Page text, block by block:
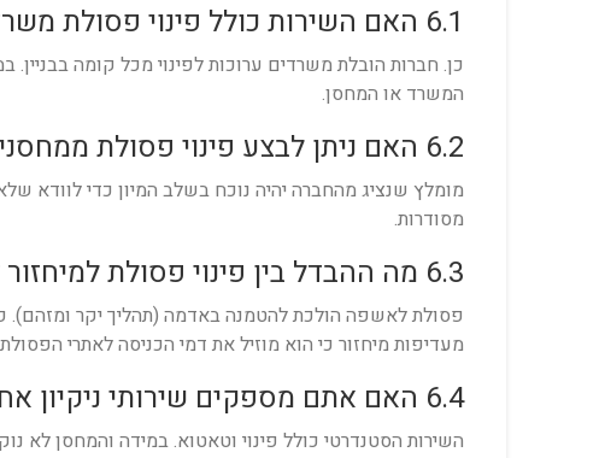
6.1 האם השירות כולל פינוי פסולת משרדית מכל הקומות?
כן. חברות הובלת משרדים ערוכות לפינוי מכל קומה
המשרד או המחסן.
6.2 האם ניתן לבצע פינוי פסולת ממחסנים ללא נוכחות מנהל?
מומלץ שנציג מהחברה יהיה נוכח בשלב המיון כדי לוודא
מסודרות.
6.3 מה ההבדל בין פינוי פסולת למיחזור לבין פינוי לאשפה?
פסולת לאשפה הולכת להטמנה באדמה (תהליך יקר ומזהם).
מעדיפות מיחזור כי הוא מוזיל את דמי הכניסה לאתרי
6.4 האם אתם מספקים שירותי ניקיון אחרי הפינוי?
השירות הסטנדרטי כולל פינוי וטאטוא. במידה והמחסן לא